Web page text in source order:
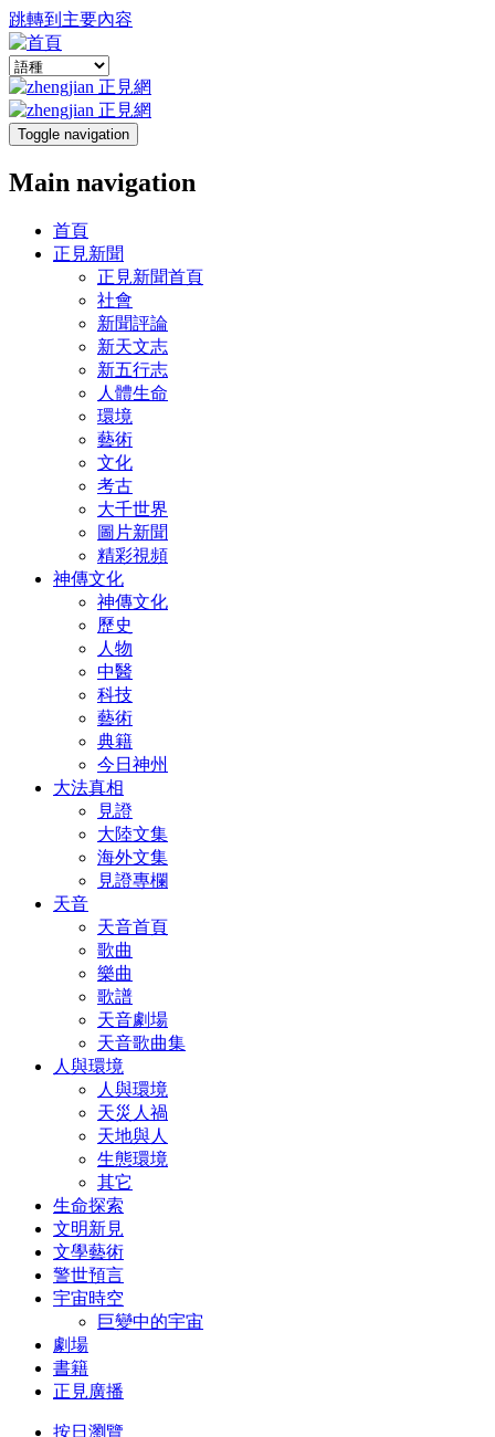
跳轉到主要內容
Toggle navigation
Main navigation
首頁
正見新聞
正見新聞首頁
社會
新聞評論
新天文志
新五行志
人體生命
環境
藝術
文化
考古
大千世界
圖片新聞
精彩視頻
神傳文化
神傳文化
歷史
人物
中醫
科技
藝術
典籍
今日神州
大法真相
見證
大陸文集
海外文集
見證專欄
天音
天音首頁
歌曲
樂曲
歌譜
天音劇場
天音歌曲集
人與環境
人與環境
天災人禍
天地與人
生態環境
其它
生命探索
文明新見
文學藝術
警世預言
宇宙時空
巨變中的宇宙
劇場
書籍
正見廣播
按日瀏覽